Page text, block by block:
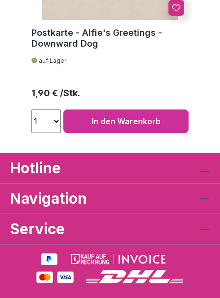
Postkarte - Alfie's Greetings -
Downward Dog
auf Lager
Regulärer Preis:
1,90 €
In den Warenkorb
Hotline
Navigation
Service